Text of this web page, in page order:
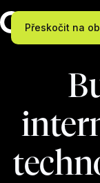
Přeskočit na